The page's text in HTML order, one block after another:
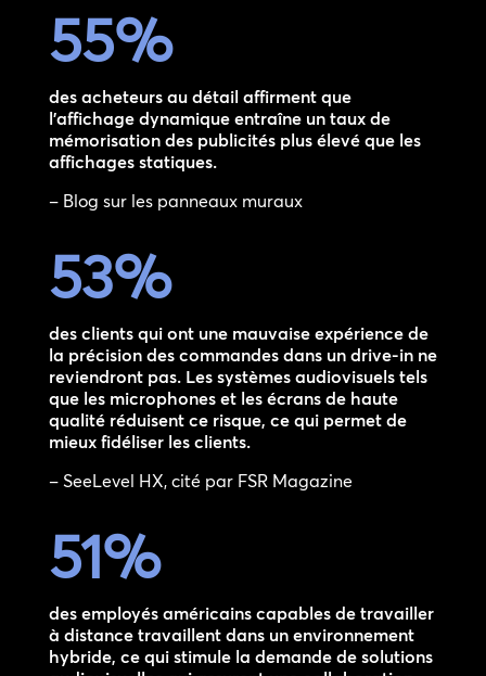
55%
des acheteurs au détail affirment que
l’affichage dynamique entraîne un taux de
mémorisation des publicités plus élevé que les
affichages statiques.
– Blog sur les panneaux muraux
53%
des clients qui ont une mauvaise expérience de
la précision des commandes dans un drive-in ne
reviendront pas. Les systèmes audiovisuels tels
que les microphones et les écrans de haute
qualité réduisent ce risque, ce qui permet de
mieux fidéliser les clients.
– SeeLevel HX, cité par FSR Magazine
51%
des employés américains capables de travailler
à distance travaillent dans un environnement
hybride, ce qui stimule la demande de solutions